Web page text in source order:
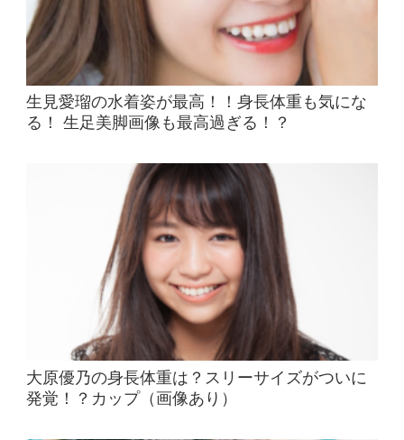
生見愛瑠の水着姿が最高！！身長体重も気にな
る！ 生足美脚画像も最高過ぎる！？
大原優乃の身長体重は？スリーサイズがついに
発覚！？カップ（画像あり）